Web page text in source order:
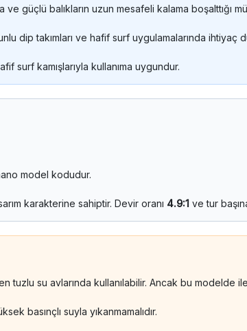
güçlü balıkların uzun mesafeli kalama boşalttığı
dip takımları ve hafif surf uygulamalarında
surf kamışlarıyla kullanıma uygundur.
model kodudur.
karakterine sahiptir. Devir oranı 4.9:1 ve tur
tuzlu su avlarında kullanılabilir. Ancak bu modelde
basınçlı suyla yıkanmamalıdır.